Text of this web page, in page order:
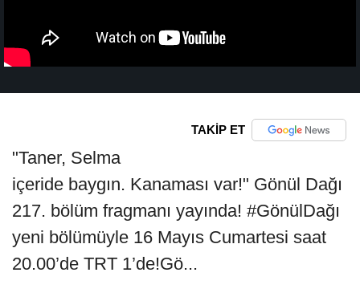
TAKİP ET
"Taner, Selma
içeride baygın. Kanaması var!" Gönül Dağı
217. bölüm fragmanı yayında! #GönülDağı
yeni bölümüyle 16 Mayıs Cumartesi saat
20.00’de TRT 1’de!Gö...